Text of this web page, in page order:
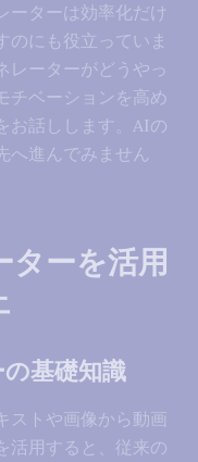
ーターは効率化だけ
のにも役立っていま
レーターがどうやっ
チベーションを高め
お話しします。AIの
へ進んでみません
ーを活用
基礎知識
ストや画像から動画
活用すると、従来の